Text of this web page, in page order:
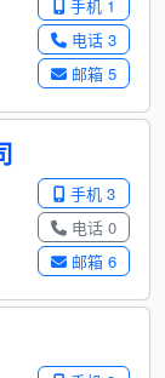
手机 1
电话 3
邮箱 5
手机 3
电话 0
邮箱 6